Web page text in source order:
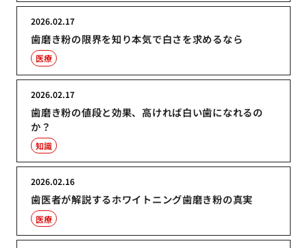
歯磨き粉の限界を知り本気で白さを求めるなら
2026.02.17
医療
歯磨き粉の値段と効果、高ければ白い歯になれるの
か？
2026.02.17
知識
歯医者が解説するホワイトニング歯磨き粉の真実
2026.02.16
医療